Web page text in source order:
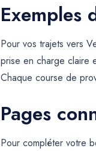
Exemples
Pour vos trajets vers
prise en charge claire
Chaque course de
Pages
Pour compléter votre